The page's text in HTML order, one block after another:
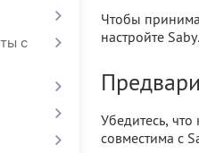
с
Чтобы
настройте
Убедитесь,
совместима с